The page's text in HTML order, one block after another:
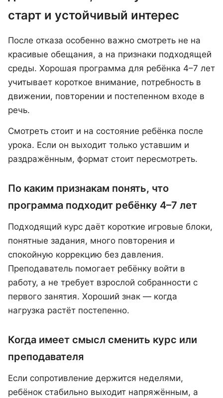
старт и устойчивый интерес
После отказа особенно важно смотреть не на
красивые обещания, а на признаки подходящей
среды. Хорошая программа для ребёнка 4–7 лет
учитывает короткое внимание, потребность в
движении, повторении и постепенном входе в
речь.
Смотреть стоит и на состояние ребёнка после
урока. Если он выходит только уставшим и
раздражённым, формат стоит пересмотреть.
По каким признакам понять, что
программа подходит ребёнку 4–7 лет
Подходящий курс даёт короткие игровые блоки,
понятные задания, много повторения и
спокойную коррекцию без давления.
Преподаватель помогает ребёнку войти в
работу, а не требует взрослой собранности с
первого занятия. Хороший знак — когда
нагрузка растёт постепенно.
Когда имеет смысл сменить курс или
преподавателя
Если сопротивление держится неделями,
ребёнок стабильно выходит напряжённым, а